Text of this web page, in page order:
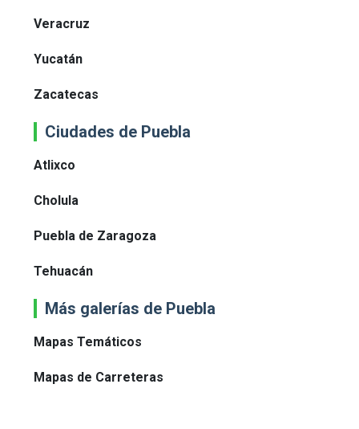
Veracruz
Yucatán
Zacatecas
Ciudades de Puebla
Atlixco
Cholula
Puebla de Zaragoza
Tehuacán
Más galerías de Puebla
Mapas Temáticos
Mapas de Carreteras